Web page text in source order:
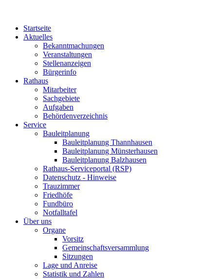
Startseite
Aktuelles
Bekanntmachungen
Veranstaltungen
Stellenanzeigen
Bürgerinfo
Rathaus
Mitarbeiter
Sachgebiete
Aufgaben
Behördenverzeichnis
Service
Bauleitplanung
Bauleitplanung Thannhausen
Bauleitplanung Münsterhausen
Bauleitplanung Balzhausen
Rathaus-Serviceportal (RSP)
Datenschutz - Hinweise
Trauzimmer
Friedhöfe
Fundbüro
Notfalltafel
Über uns
Organe
Vorsitz
Gemeinschaftsversammlung
Sitzungen
Lage und Anreise
Statistik und Zahlen